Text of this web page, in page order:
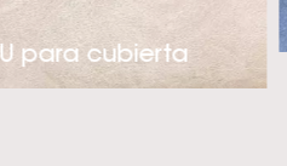
para cubierta